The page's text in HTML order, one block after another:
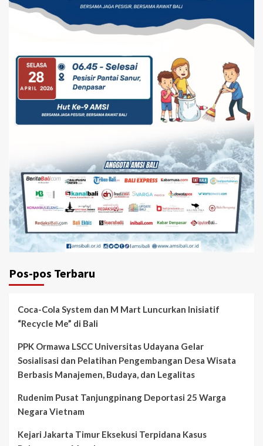
Pos-pos Terbaru
Coca-Cola System dan M Mart Luncurkan Inisiatif
“Recycle Me” di Bali
PPK Ormawa LSCC Universitas Udayana Gelar
Sosialisasi dan Pelatihan Pengembangan Desa Wisata
Berbasis Manajemen, Budaya, dan Legalitas
Rudenim Pusat Tanjungpinang Deportasi 25 Warga
Negara Vietnam
Kejari Jakarta Timur Eksekusi Terpidana Kasus